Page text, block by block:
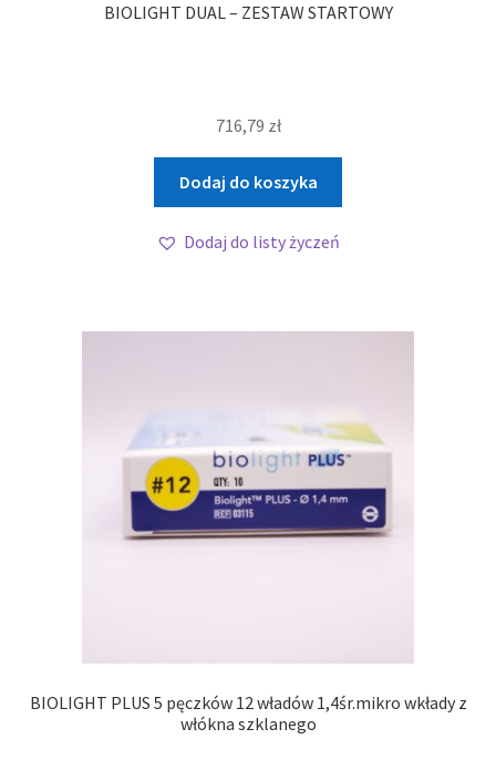
BIOLIGHT DUAL – ZESTAW STARTOWY
716,79 zł
Dodaj do koszyka
Dodaj do listy życzeń
BIOLIGHT PLUS 5 pęczków 12 władów 1,4śr.mikro wkłady z
włókna szklanego